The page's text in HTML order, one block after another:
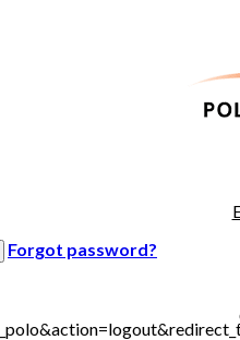
Forgot password?